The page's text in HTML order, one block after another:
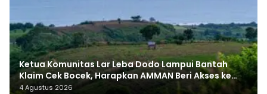
Ketua Komunitas Lar Leba Dodo Lampui Bantah
Klaim Cek Bocek, Harapkan AMMAN Beri Akses ke
Makam Leluhur
4 Agustus 2026